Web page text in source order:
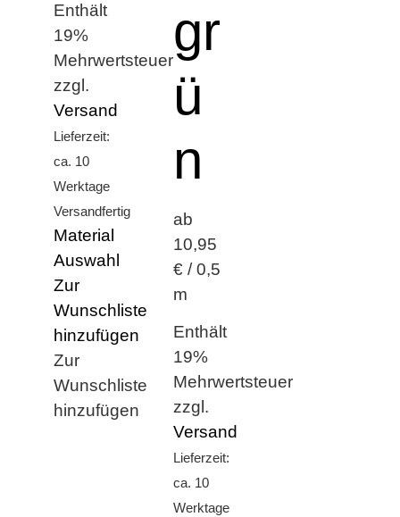
Enthält
19%
Mehrwertsteuer
zzgl.
Versand
Lieferzeit:
ca. 10
Werktage
Versandfertig
Material
Auswahl
Zur
Wunschliste
hinzufügen
Zur
Wunschliste
hinzufügen
gr
ü
n
ab
10,95
€ / 0,5
m
Enthält
19%
Mehrwertsteuer
zzgl.
Versand
Lieferzeit:
ca. 10
Werktage